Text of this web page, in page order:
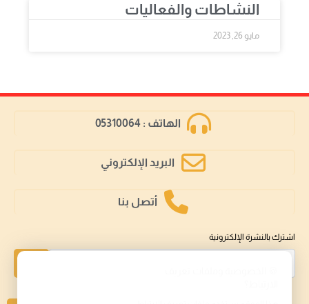
النشاطات والفعاليات
مايو 26, 2023
الهاتف : 05310064
البريد الإلكتروني
أتصل بنا
اشترك بالنشرة الإلكترونية